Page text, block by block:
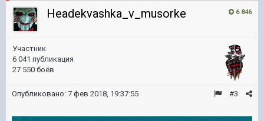
6 846
Headekvashka_v_musorke
Участник
6 041 публикация
27 550 боёв
#3
Опубликовано: 7 фев 2018, 19:37:55